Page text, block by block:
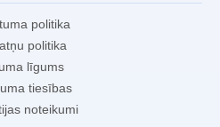
politika
politika
līgums
tiesības
noteikumi